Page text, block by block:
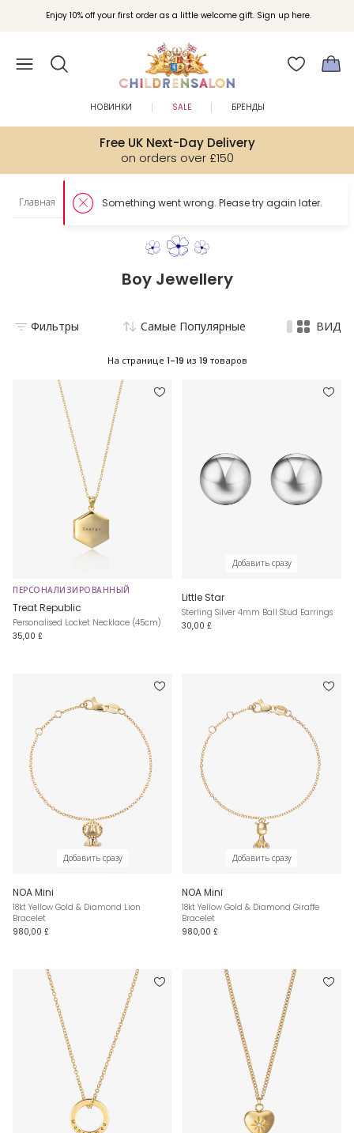
Enjoy 10% off your first order as a little welcome gift. Sign up here.
Free UK Next-Day Delivery
on orders over £150
НОВИНКИ SALE БРЕНДЫ
Главная Мальчики Бижутерия
Boy Jewellery
Фильтры Самые Популярные ВИД
На странице 1-19 из 19 товаров
ПЕРСОНАЛИЗИРОВАННЫЙ
Treat Republic
Personalised Locket Necklace (45cm)
35,00 £
Добавить сразу
Little Star
Sterling Silver 4mm Ball Stud Earrings
30,00 £
Добавить сразу
NOA Mini
18kt Yellow Gold & Diamond Lion
Bracelet
980,00 £
Добавить сразу
NOA Mini
18kt Yellow Gold & Diamond Giraffe
Bracelet
980,00 £